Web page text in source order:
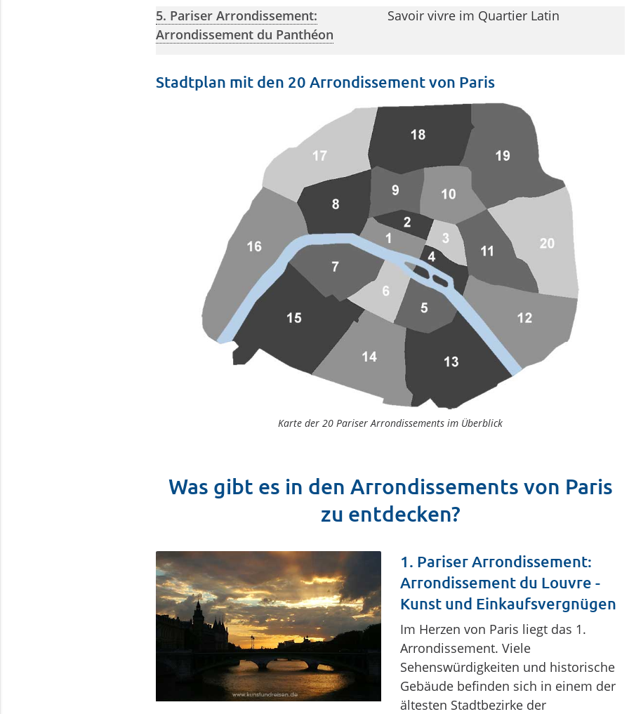
5. Pariser Arrondissement:
Arrondissement du Panthéon
Savoir vivre im Quartier Latin
Stadtplan mit den 20 Arrondissement von Paris
Karte der 20 Pariser Arrondissements im Überblick
Was gibt es in den Arrondissements von Paris
zu entdecken?
1. Pariser Arrondissement:
Arrondissement du Louvre -
Kunst und Einkaufsvergnügen
Im Herzen von Paris liegt das 1.
Arrondissement. Viele
Sehenswürdigkeiten und historische
Gebäude befinden sich in einem der
ältesten Stadtbezirke der